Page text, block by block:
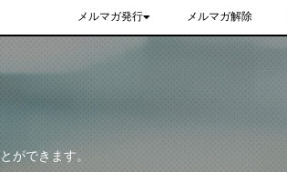
メルマガ発行 メルマガ解除
ができます。